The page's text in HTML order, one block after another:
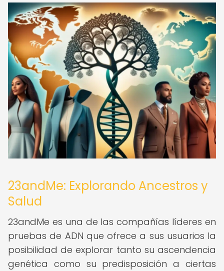
23andMe: Explorando Ancestros y
Salud
23andMe es una de las compañías líderes en
pruebas de ADN que ofrece a sus usuarios la
posibilidad de explorar tanto su ascendencia
genética como su predisposición a ciertas